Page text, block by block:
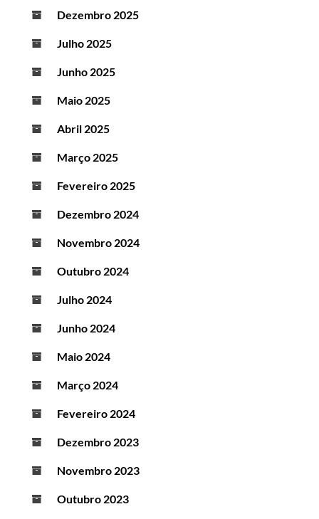
Dezembro 2025
Julho 2025
Junho 2025
Maio 2025
Abril 2025
Março 2025
Fevereiro 2025
Dezembro 2024
Novembro 2024
Outubro 2024
Julho 2024
Junho 2024
Maio 2024
Março 2024
Fevereiro 2024
Dezembro 2023
Novembro 2023
Outubro 2023